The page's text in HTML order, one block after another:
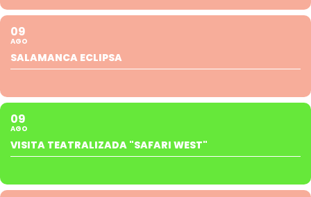
09
AGO
SALAMANCA ECLIPSA
09
AGO
VISITA TEATRALIZADA "SAFARI WEST"